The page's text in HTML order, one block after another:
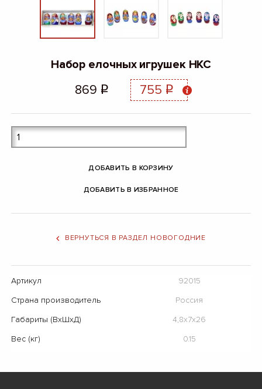
Набор елочных игрушек НКС
869 q 755 q
ДОБАВИТЬ В КОРЗИНУ
ДОБАВИТЬ В ИЗБРАННОЕ
ВЕРНУТЬСЯ В РАЗДЕЛ НОВОГОДНИЕ
Артикул
92015
Страна производитель
Россия
Габариты (ВхШхД)
4,8х7х26
Вес (кг)
0.15